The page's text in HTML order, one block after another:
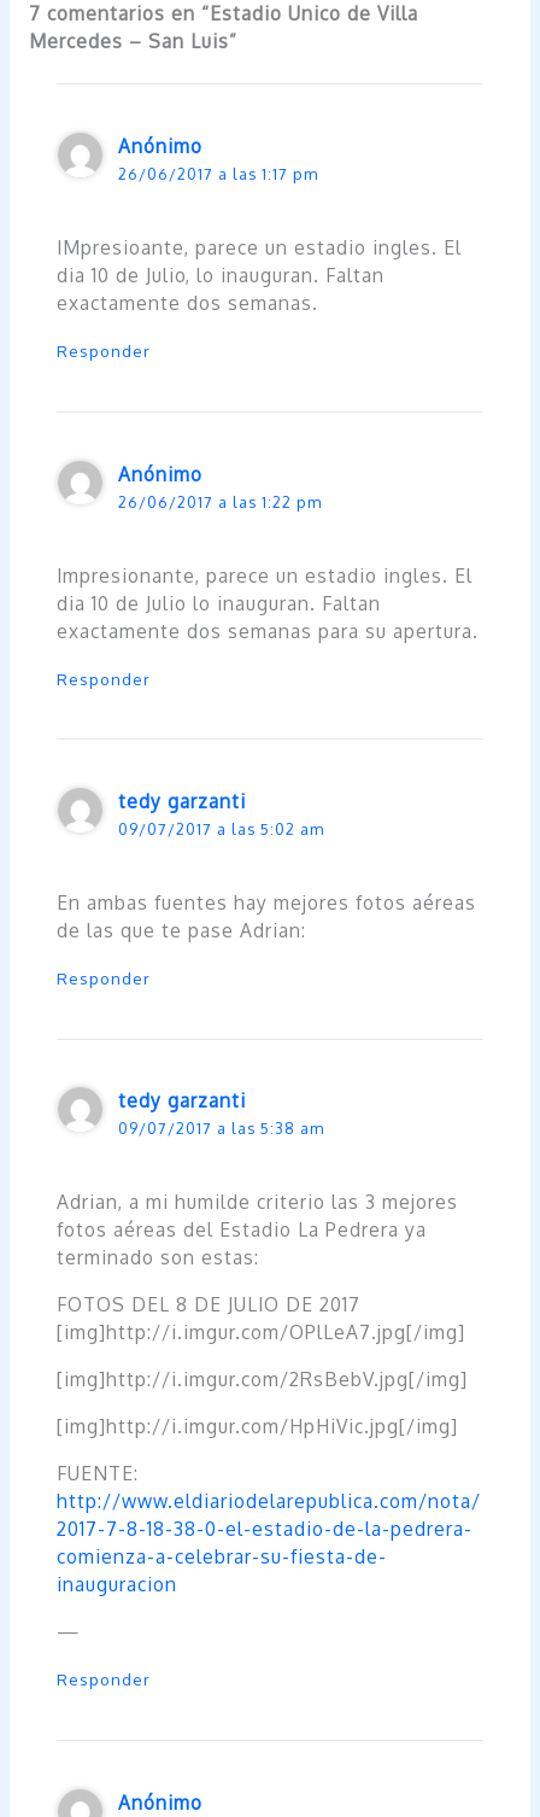
7 comentarios en “Estadio Unico de Villa
Mercedes – San Luis”
Anónimo
26/06/2017 a las 1:17 pm
IMpresioante, parece un estadio ingles. El
dia 10 de Julio, lo inauguran. Faltan
exactamente dos semanas.
Responder
Anónimo
26/06/2017 a las 1:22 pm
Impresionante, parece un estadio ingles. El
dia 10 de Julio lo inauguran. Faltan
exactamente dos semanas para su apertura.
Responder
tedy garzanti
09/07/2017 a las 5:02 am
En ambas fuentes hay mejores fotos aéreas
de las que te pase Adrian:
Responder
tedy garzanti
09/07/2017 a las 5:38 am
Adrian, a mi humilde criterio las 3 mejores
fotos aéreas del Estadio La Pedrera ya
terminado son estas:
FOTOS DEL 8 DE JULIO DE 2017
[img]http://i.imgur.com/OPlLeA7.jpg[/img]
[img]http://i.imgur.com/2RsBebV.jpg[/img]
[img]http://i.imgur.com/HpHiVic.jpg[/img]
FUENTE:
http://www.eldiariodelarepublica.com/nota/
2017-7-8-18-38-0-el-estadio-de-la-pedrera-
comienza-a-celebrar-su-fiesta-de-
inauguracion
—
Responder
Anónimo